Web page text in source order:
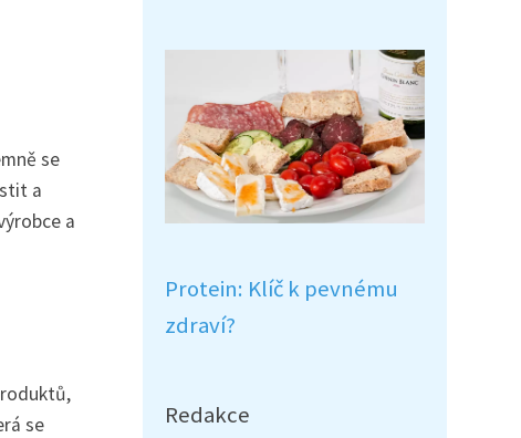
se
a
a
se
Protein: Klíč k pevnému
zdraví?
Redakce